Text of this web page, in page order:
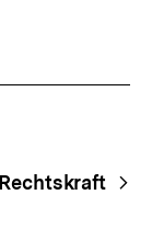
Rechtskraft